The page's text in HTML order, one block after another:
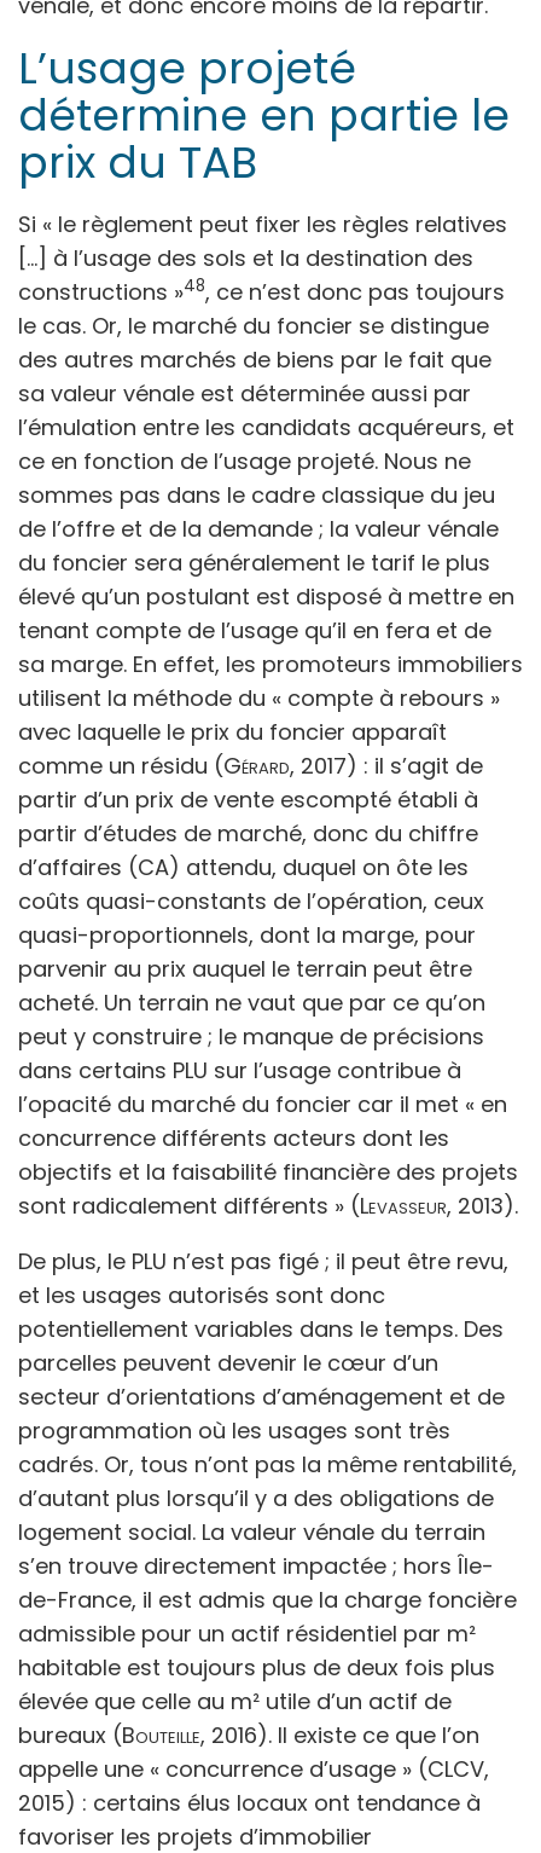
L’usage projeté
détermine en partie le
prix du TAB
Si « le règlement peut fixer les règles relatives
[...] à l’usage des sols et la destination des
constructions »48, ce n’est donc pas toujours
le cas. Or, le marché du foncier se distingue
des autres marchés de biens par le fait que
sa valeur vénale est déterminée aussi par
l’émulation entre les candidats acquéreurs, et
ce en fonction de l’usage projeté. Nous ne
sommes pas dans le cadre classique du jeu
de l’offre et de la demande ; la valeur vénale
du foncier sera généralement le tarif le plus
élevé qu’un postulant est disposé à mettre en
tenant compte de l’usage qu’il en fera et de
sa marge. En effet, les promoteurs immobiliers
utilisent la méthode du « compte à rebours »
avec laquelle le prix du foncier apparaît
comme un résidu (Gérard, 2017) : il s’agit de
partir d’un prix de vente escompté établi à
partir d’études de marché, donc du chiffre
d’affaires (CA) attendu, duquel on ôte les
coûts quasi-constants de l’opération, ceux
quasi-proportionnels, dont la marge, pour
parvenir au prix auquel le terrain peut être
acheté. Un terrain ne vaut que par ce qu’on
peut y construire ; le manque de précisions
dans certains PLU sur l’usage contribue à
l’opacité du marché du foncier car il met « en
concurrence différents acteurs dont les
objectifs et la faisabilité financière des projets
sont radicalement différents » (Levasseur, 2013).
De plus, le PLU n’est pas figé ; il peut être revu,
et les usages autorisés sont donc
potentiellement variables dans le temps. Des
parcelles peuvent devenir le cœur d’un
secteur d’orientations d’aménagement et de
programmation où les usages sont très
cadrés. Or, tous n’ont pas la même rentabilité,
d’autant plus lorsqu’il y a des obligations de
logement social. La valeur vénale du terrain
s’en trouve directement impactée ; hors Île-
de-France, il est admis que la charge foncière
admissible pour un actif résidentiel par m²
habitable est toujours plus de deux fois plus
élevée que celle au m² utile d’un actif de
bureaux (Bouteille, 2016). Il existe ce que l’on
appelle une « concurrence d’usage » (CLCV,
2015) : certains élus locaux ont tendance à
favoriser les projets d’immobilier